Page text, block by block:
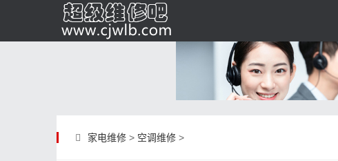
家电维修> 空调维修>